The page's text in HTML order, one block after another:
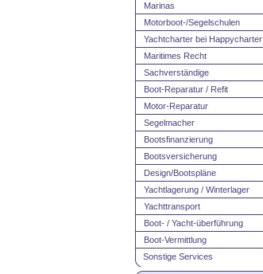
Marinas
Motorboot-/Segelschulen
Yachtcharter bei Happycharter
Maritimes Recht
Sachverständige
Boot-Reparatur / Refit
Motor-Reparatur
Segelmacher
Bootsfinanzierung
Bootsversicherung
Design/Bootspläne
Yachtlagerung / Winterlager
Yachttransport
Boot- / Yacht-überführung
Boot-Vermittlung
Sonstige Services